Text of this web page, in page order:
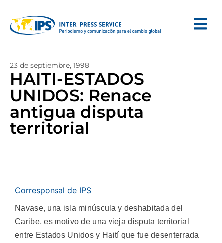
23 de septiembre, 1998
HAITI-ESTADOS
UNIDOS: Renace
antigua disputa
territorial
Corresponsal de IPS
Navase, una isla minúscula y deshabitada del
Caribe, es motivo de una vieja disputa territorial
entre Estados Unidos y Haití que fue desenterrada